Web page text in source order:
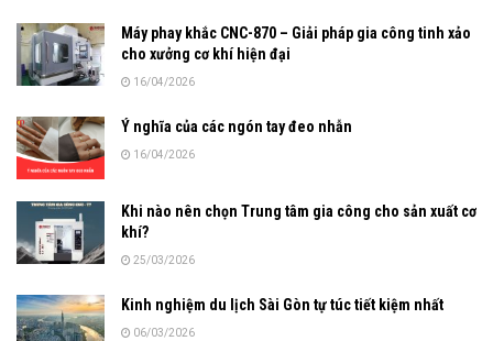
Máy phay khắc CNC-870 – Giải pháp gia công tinh xảo
cho xưởng cơ khí hiện đại
16/04/2026
Ý nghĩa của các ngón tay đeo nhẫn
16/04/2026
Khi nào nên chọn Trung tâm gia công cho sản xuất cơ
khí?
25/03/2026
Kinh nghiệm du lịch Sài Gòn tự túc tiết kiệm nhất
06/03/2026